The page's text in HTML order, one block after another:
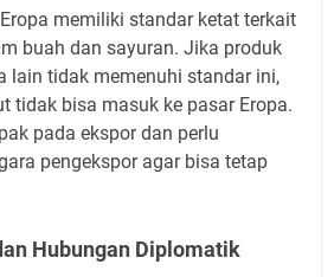
memiliki standar ketat terkait
buah dan sayuran. Jika produk
lain tidak memenuhi standar ini,
tidak bisa masuk ke pasar Eropa.
pada ekspor dan perlu
pengekspor agar bisa tetap
Hubungan Diplomatik